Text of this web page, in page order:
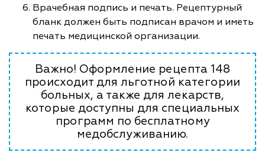
Врачебная подпись и печать. Рецептурный
бланк должен быть подписан врачом и иметь
печать медицинской организации.
Важно! Оформление рецепта 148
происходит для льготной категории
больных, а также для лекарств,
которые доступны для специальных
программ по бесплатному
медобслуживанию.